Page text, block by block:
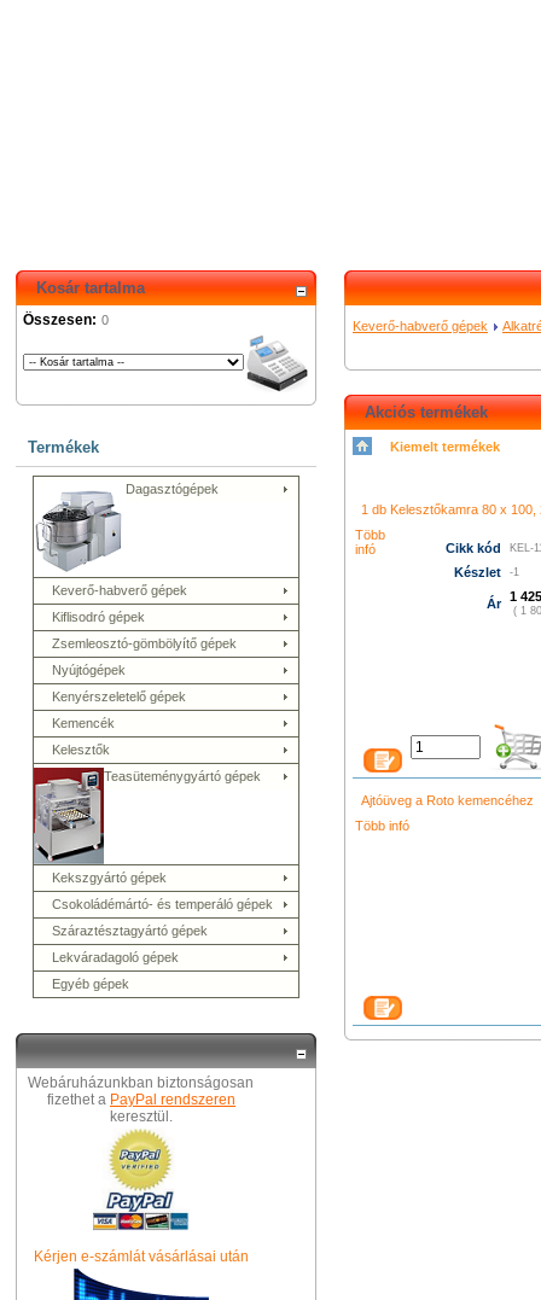
Kosár tartalma
Összesen: 0
Termékek
Dagasztógépek
Keverő-habverő gépek
Kiflisodró gépek
Zsemleosztó-gömbölyítő gépek
Nyújtógépek
Kenyérszeletelő gépek
Kemencék
Kelesztők
Teasüteménygyártó gépek
Kekszgyártó gépek
Csokoládémártó- és temperáló gépek
Száraztésztagyártó gépek
Lekváradagoló gépek
Egyéb gépek
Webáruházunkban biztonságosan
fizethet a PayPal rendszeren
keresztül.
Kérjen e-számlát vásárlásai után
Keverő-habverő gépek
Akciós termékek
Kiemelt termékek
ューバランス 574 プラダ バ
ィトン バッグ
トン バッグ
グッチ アウトレ
プラダ 店舗 ニューバラ
クロエ バ
k480 led film light led
1 db Kelesztőkamra 80 x
Több
infó
Cikk kód KEL-
Készlet -1
Ár 1
( 1
Ajtóüveg a Roto kemencéhez
Több infó